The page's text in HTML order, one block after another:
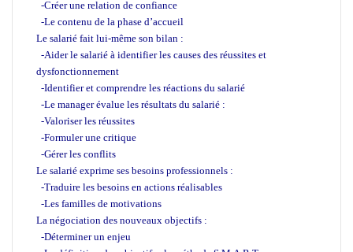
-Créer une relation de confiance
-Le contenu de la phase d’accueil
Le salarié fait lui-même son bilan :
-Aider le salarié à identifier les causes des réussites et
dysfonctionnement
-Identifier et comprendre les réactions du salarié
-Le manager évalue les résultats du salarié :
-Valoriser les réussites
-Formuler une critique
-Gérer les conflits
Le salarié exprime ses besoins professionnels :
-Traduire les besoins en actions réalisables
-Les familles de motivations
La négociation des nouveaux objectifs :
-Déterminer un enjeu